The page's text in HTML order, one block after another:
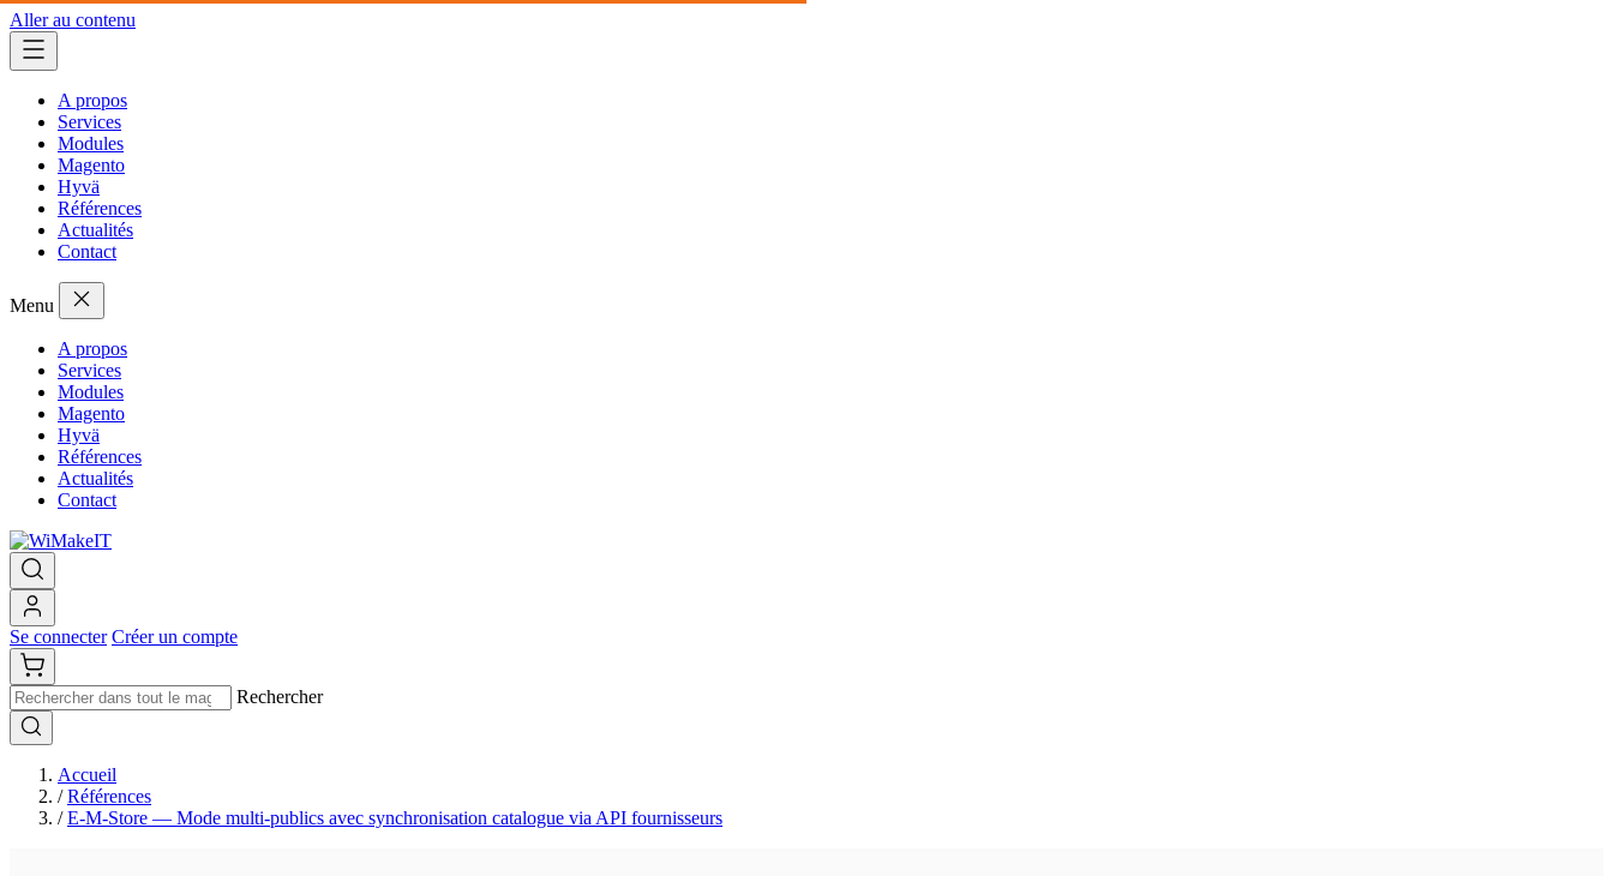
Aller au contenu
A propos
Services
Modules
Magento
Hyvä
Références
Actualités
Contact
Menu
A propos
Services
Modules
Magento
Hyvä
Références
Actualités
Contact
Se connecter Créer un compte
Rechercher
Accueil
/ Références
/ E-M-Store — Mode multi-publics avec synchronisation catalogue via API fournisseurs